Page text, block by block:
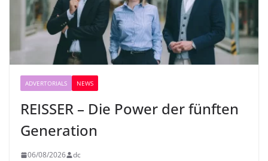
ADVERTORIALS NEWS
REISSER – Die Power der fünften
Generation
06/08/2026 dc